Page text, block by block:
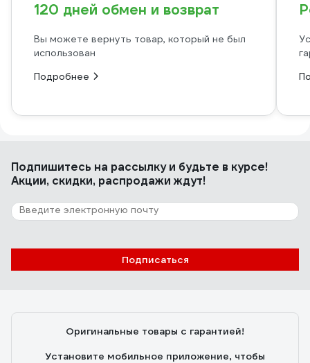
120 дней обмен и возврат
Вы можете вернуть товар, который не был
использован
Подробнее
Подпишитесь на рассылкуи будьте в курсе!
Акции, скидки, распродажи ждут!
Подписаться
Оригинальные товары с гарантией!
Установите мобильное приложение, чтобы